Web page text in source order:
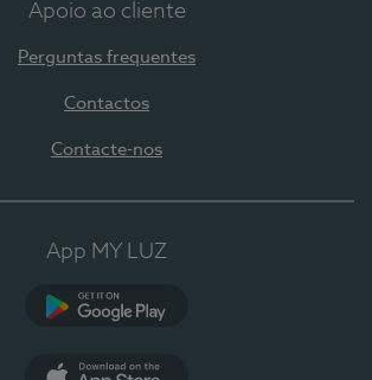
Apoio ao cliente
Perguntas frequentes
Contactos
Contacte-nos
App MY LUZ